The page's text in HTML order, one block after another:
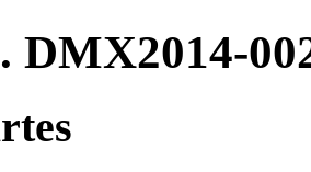
DMX2014-